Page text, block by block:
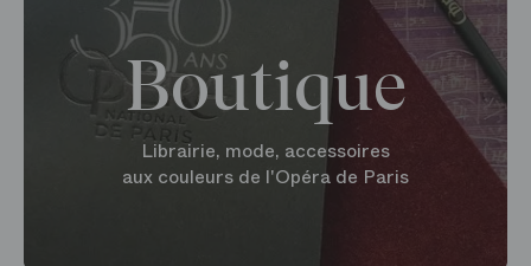
Boutique
Librairie, mode, accessoires
aux couleurs de l'Opéra de Paris